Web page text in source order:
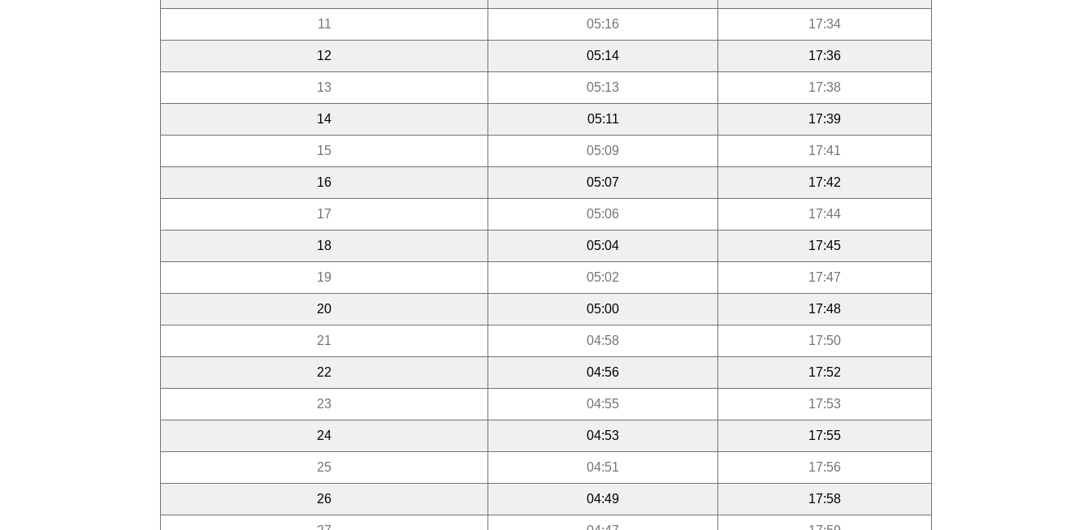
11 05:16 17:34
12 05:14 17:36
13 05:13 17:38
14 05:11 17:39
15 05:09 17:41
16 05:07 17:42
17 05:06 17:44
18 05:04 17:45
19 05:02 17:47
20 05:00 17:48
21 04:58 17:50
22 04:56 17:52
23 04:55 17:53
24 04:53 17:55
25 04:51 17:56
26 04:49 17:58